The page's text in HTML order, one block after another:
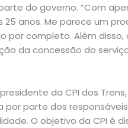
do governo. “Com
anos. Me parece um
completo. Além disso,
da concessão do
da CPI dos
parte dos
O objetivo da CPI é